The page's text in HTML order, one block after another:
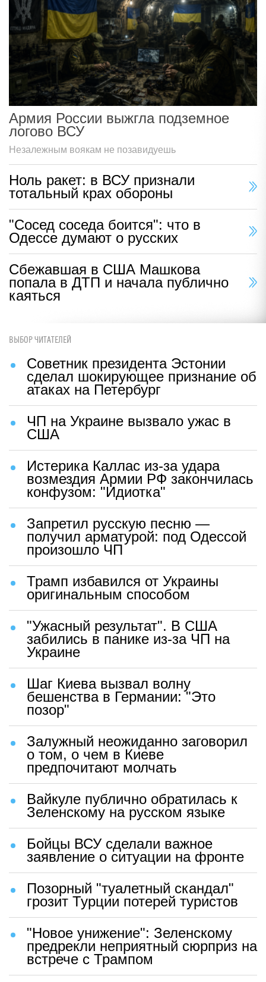
Армия России выжгла подземное
логово ВСУ
Незалежным воякам не позавидуешь
Ноль ракет: в ВСУ признали
тотальный крах обороны
"Сосед соседа боится": что в
Одессе думают о русских
Сбежавшая в США Машкова
попала в ДТП и начала публично
каяться
ВЫБОР ЧИТАТЕЛЕЙ
Советник президента Эстонии
сделал шокирующее признание об
атаках на Петербург
ЧП на Украине вызвало ужас в
США
Истерика Каллас из-за удара
возмездия Армии РФ закончилась
конфузом: "Идиотка"
Запретил русскую песню —
получил арматурой: под Одессой
произошло ЧП
Трамп избавился от Украины
оригинальным способом
"Ужасный результат". В США
забились в панике из-за ЧП на
Украине
Шаг Киева вызвал волну
бешенства в Германии: "Это
позор"
Залужный неожиданно заговорил
о том, о чем в Киеве
предпочитают молчать
Вайкуле публично обратилась к
Зеленскому на русском языке
Бойцы ВСУ сделали важное
заявление о ситуации на фронте
Позорный "туалетный скандал"
грозит Турции потерей туристов
"Новое унижение": Зеленскому
предрекли неприятный сюрприз на
встрече с Трампом